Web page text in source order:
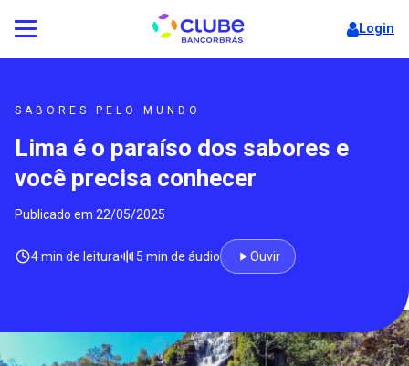
Login
SABORES PELO MUNDO
Lima é o paraíso dos sabores e
você precisa conhecer
Publicado em 22/05/2025
4 min de leitura 5 min de áudio Ouvir